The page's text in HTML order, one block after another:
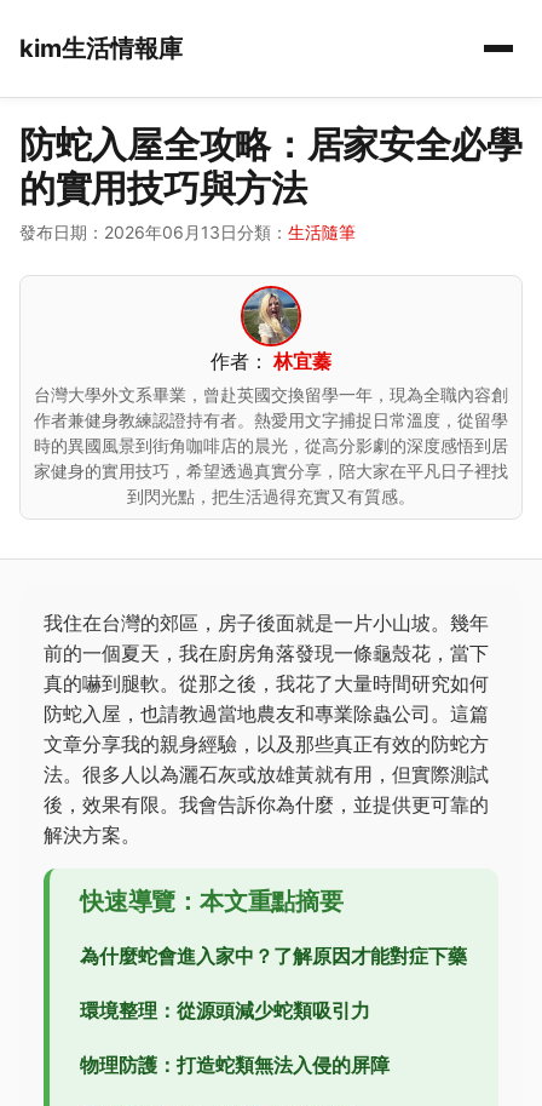
kim生活情報庫
防蛇入屋全攻略：居家安全必學
的實用技巧與方法
發布日期：2026年06月13日分類： 生活隨筆
作者：林宜蓁
台灣大學外文系畢業，曾赴英國交換留學一年，現為全職內容創
作者兼健身教練認證持有者。熱愛用文字捕捉日常溫度，從留學
時的異國風景到街角咖啡店的晨光，從高分影劇的深度感悟到居
家健身的實用技巧，希望透過真實分享，陪大家在平凡日子裡找
到閃光點，把生活過得充實又有質感。
我住在台灣的郊區，房子後面就是一片小山坡。幾年
前的一個夏天，我在廚房角落發現一條龜殼花，當下
真的嚇到腿軟。從那之後，我花了大量時間研究如何
防蛇入屋，也請教過當地農友和專業除蟲公司。這篇
文章分享我的親身經驗，以及那些真正有效的防蛇方
法。很多人以為灑石灰或放雄黃就有用，但實際測試
後，效果有限。我會告訴你為什麼，並提供更可靠的
解決方案。
快速導覽：本文重點摘要
為什麼蛇會進入家中？了解原因才能對症下藥
環境整理：從源頭減少蛇類吸引力
物理防護：打造蛇類無法入侵的屏障